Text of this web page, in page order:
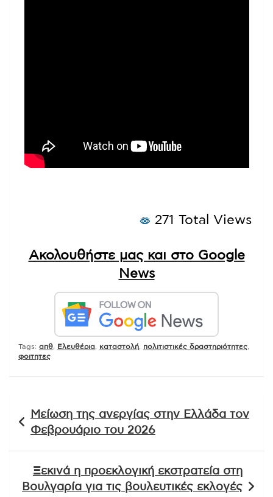
271 Total Views
Ακολουθήστε μας και στο Google
News
Tags: απθ Ελευθέρια καταστολή πολιτιστικές δραστηριότητες
φοιτητες
άρθρων
Μείωση της ανεργίας στην Ελλάδα τον
Φεβρουάριο του 2026
Ξεκινά η προεκλογική εκστρατεία στη
Βουλγαρία για τις βουλευτικές εκλογές